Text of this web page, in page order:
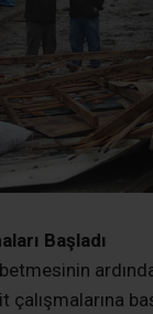
çalışmalarına
ve tarımsal
öğrenildi.